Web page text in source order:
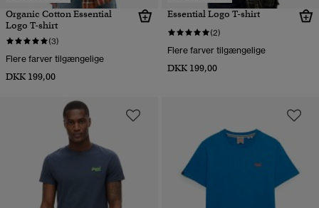
Organic Cotton Essential
Logo T-shirt
(3)
Flere farver tilgængelige
DKK 199,00
Essential Logo T-shirt
(2)
Flere farver tilgængelige
DKK 199,00